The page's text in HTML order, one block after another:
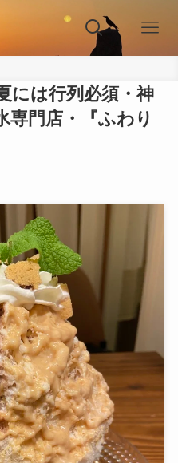
には行列必須・神
専門店・『ふわり